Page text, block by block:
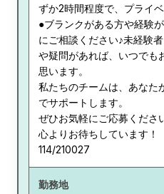
ずか2時間程度で、プライ
●ブランクがある方や経験
にご相談ください♪未経験
や疑問があれば、いつでも
思います。
私たちのチームは、あなた
でサポートします。
ぜひお気軽にご応募くださ
心よりお待ちしています！
114/210027
勤務地